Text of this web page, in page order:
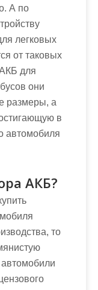
А по
легковых
от таковых
для
они
размеры, а
в
автомобиля
АКБ?
то
автомобили